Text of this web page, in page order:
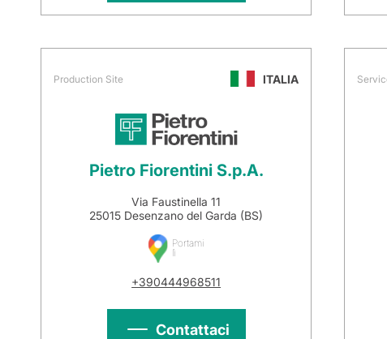
Production Site ITALIA
Pietro Fiorentini S.p.A.
Via Faustinella 11
25015 Desenzano del Garda (BS)
Portami
lì
+390444968511
Contattaci